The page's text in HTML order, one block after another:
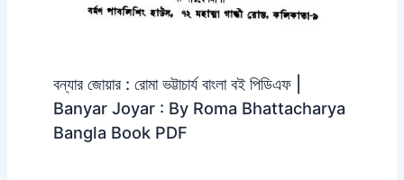
বন্যার জোয়ার : রোমা ভট্টাচার্য বাংলা বই পিডিএফ |
Banyar Joyar : By Roma Bhattacharya
Bangla Book PDF